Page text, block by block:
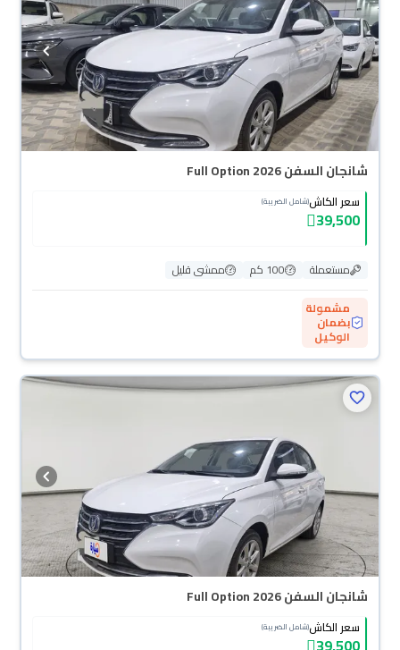
شانجان السفن Full Option 2026
سعر الكاش(شامل الضريبة)
39,500
مستعملة 100 كم
ممشى قليل
مشمولة
بضمان
الوكيل
شانجان السفن Full Option 2026
سعر الكاش(شامل الضريبة)